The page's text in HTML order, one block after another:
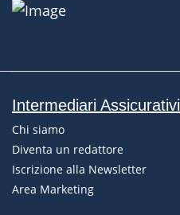
Intermediari Assicurativi
Chi siamo
Diventa un redattore
Iscrizione alla Newsletter
Area Marketing